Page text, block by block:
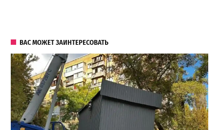
ВАС МОЖЕТ ЗАИНТЕРЕСОВАТЬ